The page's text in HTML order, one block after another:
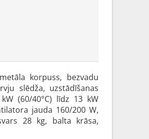
korpuss, bezvadu
slēdža, uzstādīšanas
(60/40°C) līdz 13 kW
jauda 160/200 W,
28 kg, balta krāsa,